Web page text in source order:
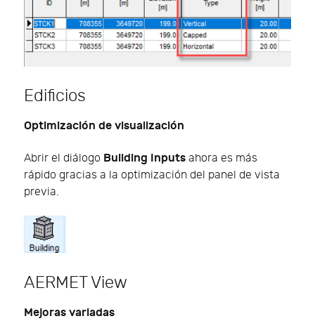
Edificios
Optimización de visualización
Abrir el diálogo Building Inputs ahora es más
rápido gracias a la optimización del panel de vista
previa.
AERMET View
Mejoras variadas